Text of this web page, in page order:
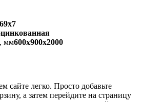
мм600х900х2000
сайте легко. Просто добавьте
а затем перейдите на страницу